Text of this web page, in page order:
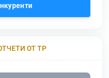
ОТ ТР